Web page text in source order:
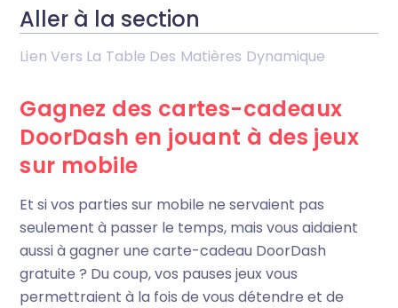
Aller à la section
Lien Vers La Table Des Matières Dynamique
Gagnez des cartes-cadeaux
DoorDash en jouant à des jeux
sur mobile
Et si vos parties sur mobile ne servaient pas
seulement à passer le temps, mais vous aidaient
aussi à gagner une carte-cadeau DoorDash
gratuite ? Du coup, vos pauses jeux vous
permettraient à la fois de vous détendre et de